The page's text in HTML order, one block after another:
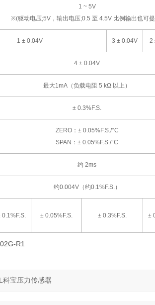
1 ~ 5V
※(驱动电压;5V，输出电压;0.5 至 4.5V 比例输出也可
1 ± 0.04V 3 ± 0.04V 2
4 ± 0.04V
最大1mA（负载电阻 5 kΩ 以上）
± 0.3%F.S.
ZERO：± 0.05%F.S./°C
SPAN：± 0.05%F.S./°C
约 2ms
约0.004V（约0.1%F.S.）
0.1%F.S. ± 0.05%F.S. ± 0.3%F.S. ±
R1